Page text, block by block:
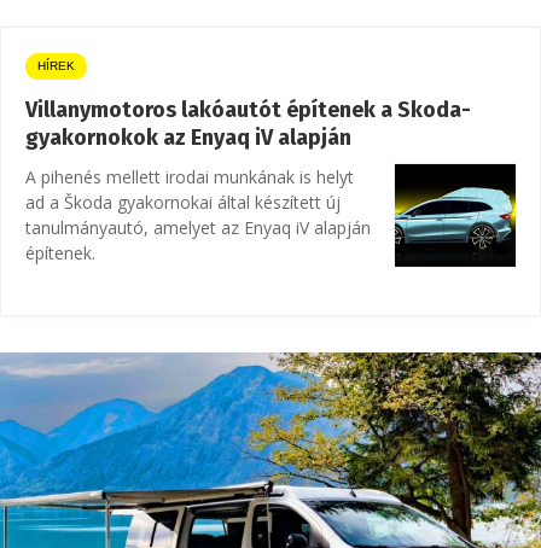
HÍREK
Villanymotoros lakóautót építenek a Skoda-
gyakornokok az Enyaq iV alapján
A pihenés mellett irodai munkának is helyt
ad a Škoda gyakornokai által készített új
tanulmányautó, amelyet az Enyaq iV alapján
építenek.